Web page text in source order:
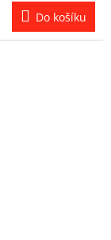
Do košíku